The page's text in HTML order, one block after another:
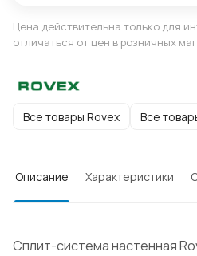
Цена действительна только для
отличаться от цен в розничных
Все товары Rovex Все
Описание Характеристики
Сплит-система настенная